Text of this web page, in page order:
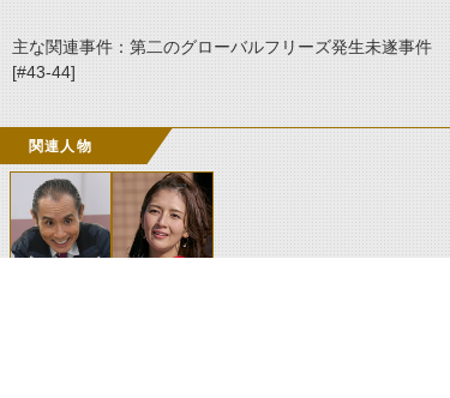
主な関連事件：第二のグローバルフリーズ発生未遂事件
[#43-44]
関連人物